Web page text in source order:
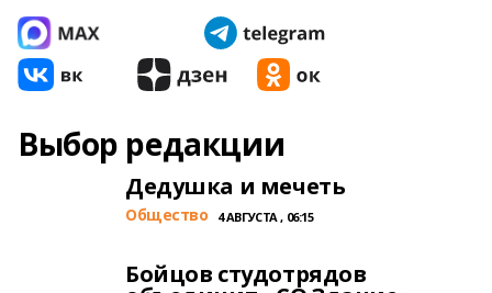
Выбор редакции
Дедушка и мечеть
Общество 4 АВГУСТА , 06:15
Бойцов студотрядов